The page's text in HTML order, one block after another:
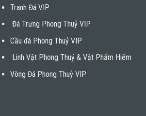
Tranh Đá VIP
Đá Trưng Phong Thuỷ VIP
Cầu đá Phong Thuỷ VIP
Linh Vật Phong Thuỷ & Vật Phẩm Hiếm
Vòng Đá Phong Thuỷ VIP